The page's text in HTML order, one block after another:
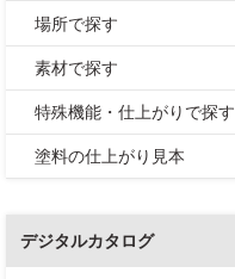
場所で探す
素材で探す
特殊機能・仕上がりで探す
塗料の仕上がり見本
デジタルカタログ